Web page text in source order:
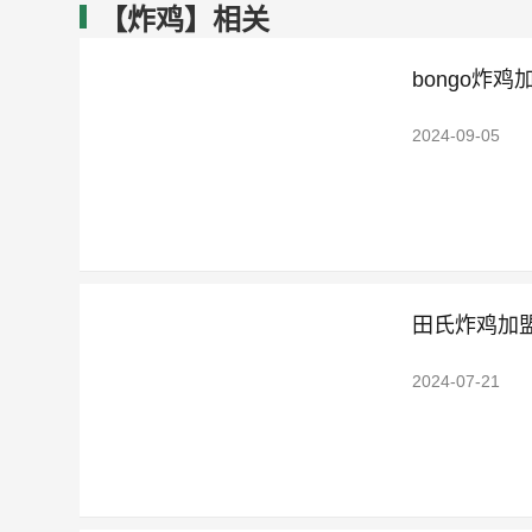
【炸鸡】相关
bongo炸鸡
2024-09-05
田氏炸鸡加
2024-07-21